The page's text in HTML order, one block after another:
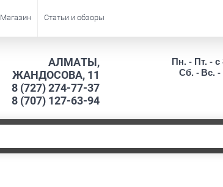
Магазин Статьи и обзоры
АЛМАТЫ,
ЖАНДОСОВА, 11
8 (727) 274-77-37
8 (707) 127-63-94
Пн. - Пт. - с
Сб. - Вс.